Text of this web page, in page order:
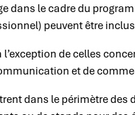
dans le cadre du
peuvent être
de celles
et de
dans le périmètre des